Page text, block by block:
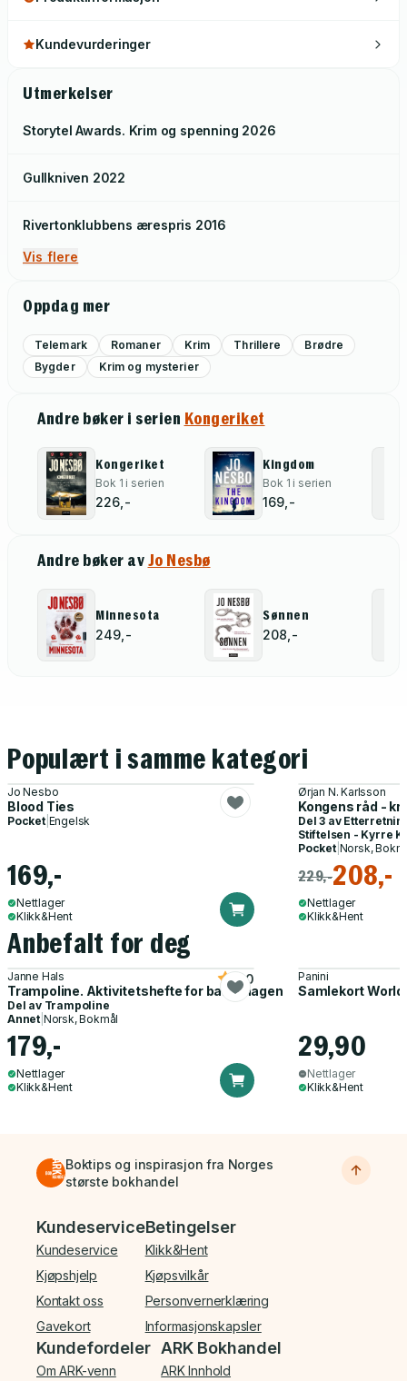
Kundevurderinger
Utmerkelser
Storytel Awards. Krim og spenning 2026
Gullkniven 2022
Rivertonklubbens ærespris 2016
Vis flere
Oppdag mer
Telemark Romaner Krim Thrillere
Brødre
Bygder
Krim og mysterier
Andre bøker i serien Kongeriket
Kongeriket
Bok 1 i serien
226,-
Kingdom
Bok 1 i serien
169,-
Andre bøker avJo Nesbø
Minnesota
249,-
Sønnen
208,-
Populært i samme kategori
Jo Nesbo
Blood Ties
Pocket| Engelsk
169,-
Nettlager
Klikk&Hent
Ørjan N. Karlsson
Kongens råd -
Del 3 av
Stiftelsen - Kyrre
Pocket| Norsk,
229,-208,-
Nettlager
Klikk&Hent
Anbefalt for deg
Janne Hals
Trampoline. Aktivitetshefte for barnehagen
5.0
Del av Trampoline
Annet Norsk, Bokmål
179,-
Nettlager
Klikk&Hent
Panini
Samlekort
29,90
Nettlager
Klikk&Hent
Boktips og inspirasjon fra Norges
største bokhandel
Bunnmeny
Kundeservice
Kundeservice
Kjøpshjelp
Kontakt oss
Gavekort
Betingelser
Klikk&Hent
Kjøpsvilkår
Personvernerklæring
Informasjonskapsler
Kundefordeler
Om ARK-venn
ARK Bokhandel
ARK Innhold